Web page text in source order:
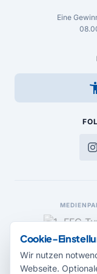
Eine
Cookie-
Wir nutzen
Webseite.